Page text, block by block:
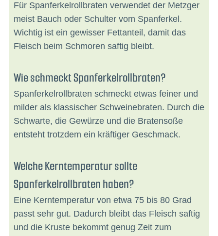
Für Spanferkelrollbraten verwendet der Metzger
meist Bauch oder Schulter vom Spanferkel.
Wichtig ist ein gewisser Fettanteil, damit das
Fleisch beim Schmoren saftig bleibt.
Wie schmeckt Spanferkelrollbraten?
Spanferkelrollbraten schmeckt etwas feiner und
milder als klassischer Schweinebraten. Durch die
Schwarte, die Gewürze und die Bratensoße
entsteht trotzdem ein kräftiger Geschmack.
Welche Kerntemperatur sollte
Spanferkelrollbraten haben?
Eine Kerntemperatur von etwa 75 bis 80 Grad
passt sehr gut. Dadurch bleibt das Fleisch saftig
und die Kruste bekommt genug Zeit zum